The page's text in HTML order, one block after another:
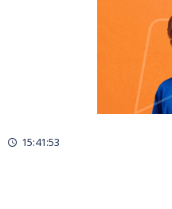
15:41:54